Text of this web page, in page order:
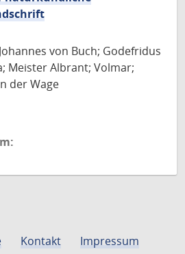
von Buch; Godefridus
Meister Albrant; Volmar;
der Wage
Kontakt
Impressum